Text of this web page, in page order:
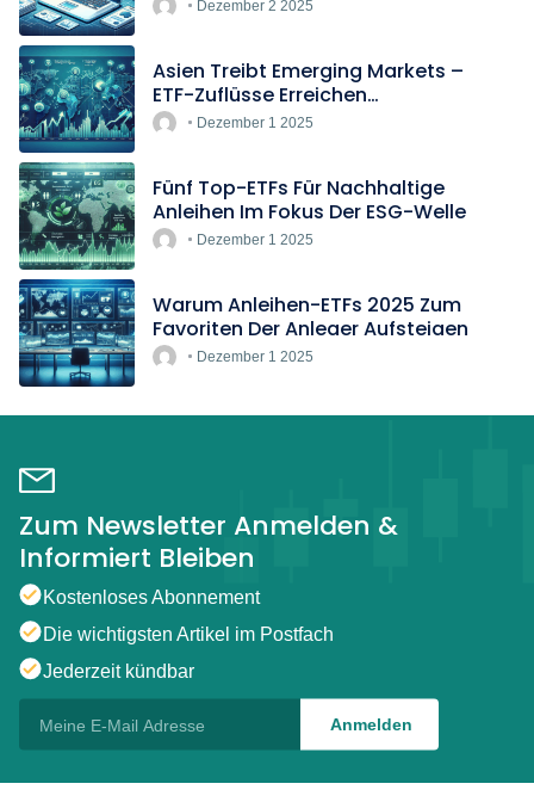
Dezember 2 2025
Asien Treibt Emerging Markets –
ETF-Zuflüsse Erreichen
Rekordtempo
Dezember 1 2025
Fünf Top-ETFs Für Nachhaltige
Anleihen Im Fokus Der ESG-Welle
Dezember 1 2025
Warum Anleihen-ETFs 2025 Zum
Favoriten Der Anleger Aufsteigen
Dezember 1 2025
Zum Newsletter Anmelden &
Informiert Bleiben
Kostenloses Abonnement
Die wichtigsten Artikel im Postfach
Jederzeit kündbar